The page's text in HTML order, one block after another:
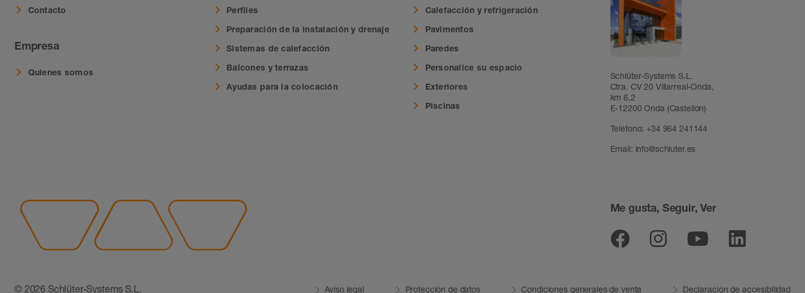
Contacto
Empresa
Quienes somos
Perfiles
Preparación de la instalación y drenaje
Sistemas de calefacción
Balcones y terrazas
Ayudas para la colocación
Calefacción y refrigeración
Pavimentos
Paredes
Personalice su espacio
Exteriores
Piscinas
Schlüter-Systems S.L.
Ctra. CV 20 Villarreal-Onda,
km 6,2
E-12200 Onda (Castellón)
Teléfono:+34 964 241144
Email: info@schluter.es
Me gusta, Seguir, Ver
Facebook
Instagram
Youtube
© 2026 Schlüter-Systems S.L. Aviso legal Protección de datos Condiciones generales de venta Declaración de accesibilidad